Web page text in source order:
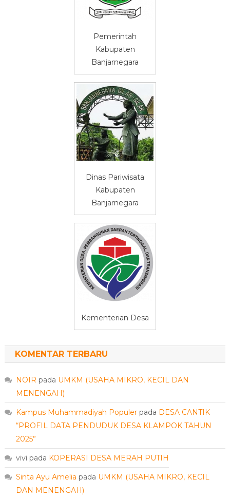
Pemerintah
Kabupaten
Banjarnegara
Dinas Pariwisata
Kabupaten
Banjarnegara
Kementerian Desa
KOMENTAR TERBARU
NOIR pada UMKM (USAHA MIKRO, KECIL DAN
MENENGAH)
Kampus Muhammadiyah Populerpada DESA CANTIK
“PROFIL DATA PENDUDUK DESA KLAMPOK TAHUN
2025”
vivi pada KOPERASI DESA MERAH PUTIH
Sinta Ayu Amelia pada UMKM (USAHA MIKRO, KECIL
DAN MENENGAH)